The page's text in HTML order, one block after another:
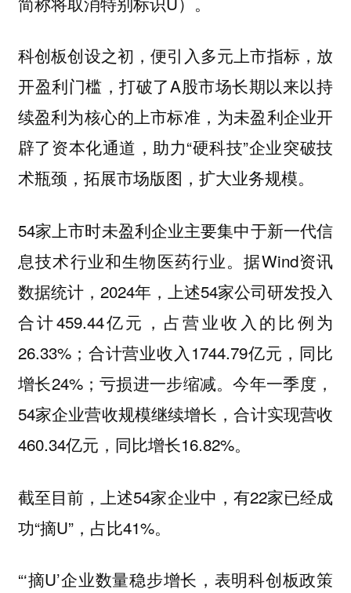
科创板创设之初，便引入多元上市指标，放
开盈利门槛，打破了A股市场长期以来以持
续盈利为核心的上市标准，为未盈利企业开
辟了资本化通道，助力“硬科技”企业突破技
术瓶颈，拓展市场版图，扩大业务规模。
54家上市时未盈利企业主要集中于新一代信
息技术行业和生物医药行业。据Wind资讯
数据统计，2024年，上述54家公司研发投入
合计459.44亿元，占营业收入的比例为
26.33%；合计营业收入1744.79亿元，同比
增长24%；亏损进一步缩减。今年一季度，
54家企业营收规模继续增长，合计实现营收
460.34亿元，同比增长16.82%。
截至目前，上述54家企业中，有22家已经成
功“摘U”，占比41%。
“‘摘U’企业数量稳步增长，表明科创板政策